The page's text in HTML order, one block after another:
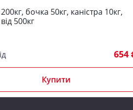
бочка 50кг, каністра 10кг,
500кг
654
Купити